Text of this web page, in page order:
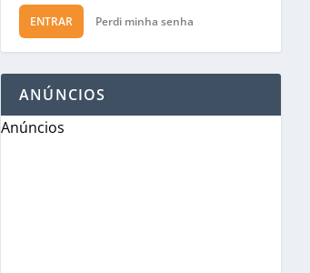
ENTRAR Perdi minha senha
ANÚNCIOS
Anúncios